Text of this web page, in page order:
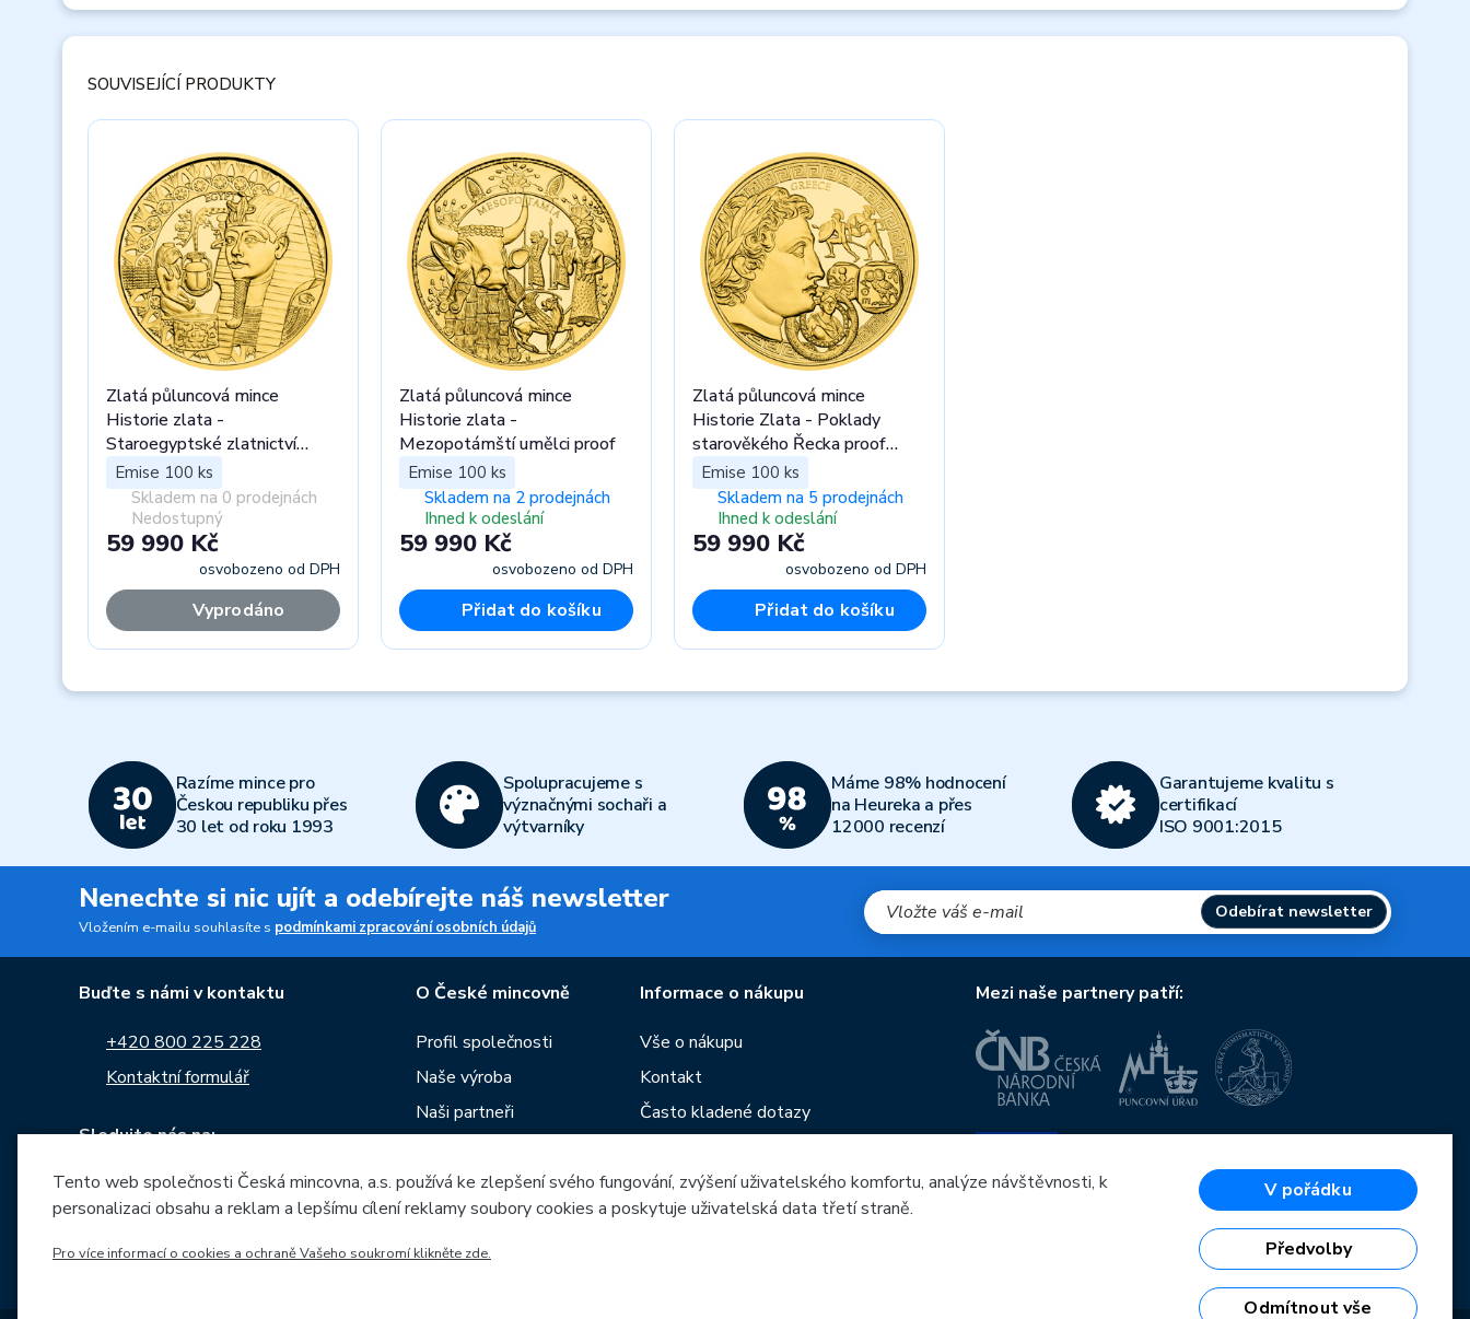
SOUVISEJÍCÍ PRODUKTY
Zlatá půluncová mince
Historie zlata -
Staroegyptské zlatnictví
proof
Emise 100 ks
Skladem na 0 prodejnách
Nedostupný
59 990 Kč
osvobozeno od DPH
Vyprodáno
Zlatá půluncová mince
Historie zlata -
Mezopotámští umělci proof
Emise 100 ks
Skladem na 2 prodejnách
Ihned k odeslání
59 990 Kč
osvobozeno od DPH
Přidat do košíku
Zlatá půluncová mince
Historie Zlata - Poklady
starověkého Řecka proof
číslováno
Emise 100 ks
Skladem na 5 prodejnách
Ihned k odeslání
59 990 Kč
osvobozeno od DPH
Přidat do košíku
Razíme mince pro
Českou republiku přes
30 let od roku 1993
Spolupracujeme s
význačnými sochaři a
výtvarníky
Máme 98% hodnocení
na Heureka a přes
12000 recenzí
Garantujeme kvalitu s
certifikací
ISO 9001:2015
Nenechte si nic ujít a odebírejte náš newsletter
Vložením e-mailu souhlasíte s podmínkami zpracování osobních údajů
Odebírat newsletter
Buďte s námi v kontaktu
+420 800 225 228
Kontaktní formulář
Sledujte nás na:
O České mincovně
Profil společnosti
Naše výroba
Naši partneři
Zprávy
Ke stažení
Archiv ražeb
Informace o nákupu
Vše o nákupu
Kontakt
Často kladené dotazy
Prodejny České mincovny
Rádce
Mezi naše partnery patří:
OP Podnikání a inovace pro konkurenceschopnost
Evropský fond pro regionální rozvoj
Investice do vaší budoucnosti
Tento web společnosti Česká mincovna, a.s. používá ke zlepšení svého fungování, zvýšení uživatelského komfortu, analýze návštěvnosti, k
personalizaci obsahu a reklam a lepšímu cílení reklamy soubory cookies a poskytuje uživatelská data třetí straně.
Pro více informací o cookies a ochraně Vašeho soukromí klikněte zde.
V pořádku
Předvolby
Odmítnout vše